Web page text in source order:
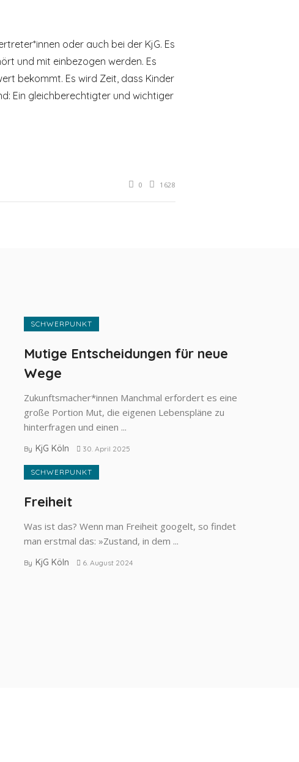
oder auch bei der KjG. Es
und mit einbezogen werden. Es
bekommt. Es wird Zeit, dass Kinder
Ein gleichberechtigter und wichtiger
0 1628
SCHWERPUNKT
Mutige Entscheidungen für neue
Wege
Zukunftsmacher*innen Manchmal erfordert es eine
große Portion Mut, die eigenen Lebenspläne zu
hinter­fragen und einen ...
By KjG Köln 30. April 2025
SCHWERPUNKT
Freiheit
Was ist das? Wenn man Freiheit googelt, so findet
man erstmal das: »Zustand, in dem ...
By KjG Köln 6. August 2024